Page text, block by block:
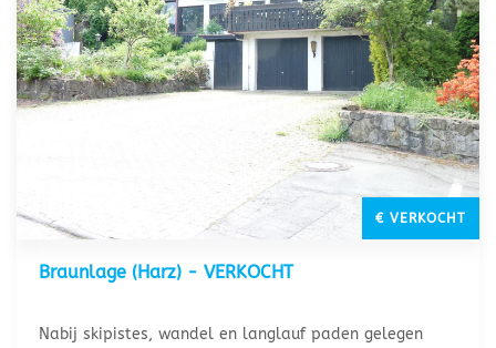
€ VERKOCHT
Braunlage (Harz) - VERKOCHT
Nabij skipistes, wandel en langlauf paden gelegen